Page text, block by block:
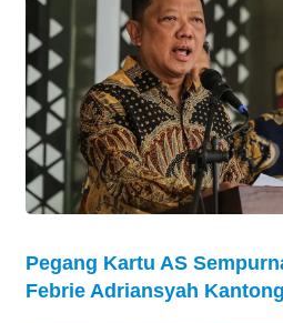
Pegang Kartu AS
Febrie Adriansyah